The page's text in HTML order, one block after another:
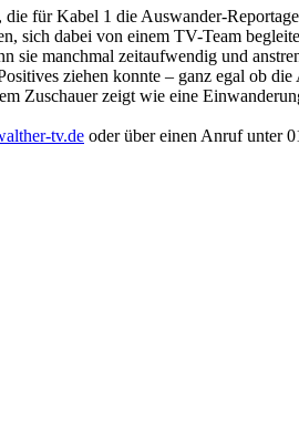
für Kabel 1 die Auswander-
sich dabei von einem TV-Team
sie manchmal zeitaufwendig und
ziehen konnte – ganz egal ob
Zuschauer zeigt wie eine
tv.de oder über einen Anruf unter